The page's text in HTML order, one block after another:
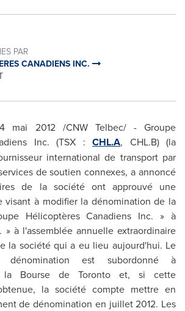
PAR
CANADIENS INC.
mai 2012 /CNW Telbec/ - Groupe
Inc. (TSX :CHL.A, CHL.B) (la
international de transport par
de soutien connexes, a annoncé
de la société ont approuvé une
visant à modifier la dénomination de la
Hélicoptères Canadiens Inc. » à
» à l'assemblée annuelle extraordinaire
la société qui a eu lieu aujourd'hui. Le
dénomination est subordonné à
la Bourse de Toronto et, si cette
la société compte mettre en
de dénomination en juillet 2012. Les